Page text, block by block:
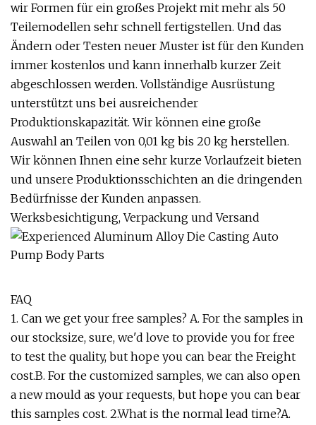
wir Formen für ein großes Projekt mit mehr als 50
Teilemodellen sehr schnell fertigstellen. Und das
Ändern oder Testen neuer Muster ist für den Kunden
immer kostenlos und kann innerhalb kurzer Zeit
abgeschlossen werden. Vollständige Ausrüstung
unterstützt uns bei ausreichender
Produktionskapazität. Wir können eine große
Auswahl an Teilen von 0,01 kg bis 20 kg herstellen.
Wir können Ihnen eine sehr kurze Vorlaufzeit bieten
und unsere Produktionsschichten an die dringenden
Bedürfnisse der Kunden anpassen.
Werksbesichtigung, Verpackung und Versand
FAQ
1. Can we get your free samples? A. For the samples in
our stocksize, sure, we'd love to provide you for free
to test the quality, but hope you can bear the Freight
cost.B. For the customized samples, we can also open
a new mould as your requests, but hope you can bear
this samples cost. 2.What is the normal lead time?A.